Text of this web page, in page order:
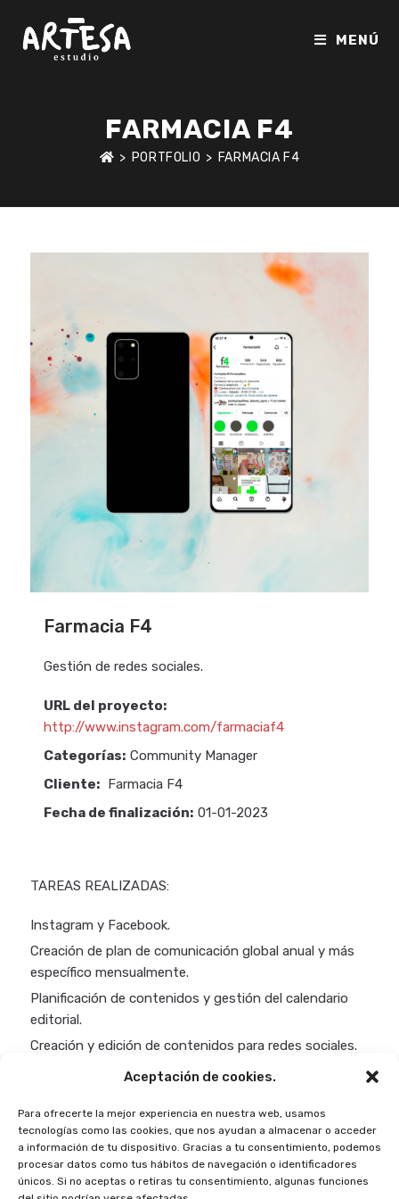
Aceptación de cookies.
Para ofrecerte la mejor experiencia en nuestra web, usamos
tecnologías como las cookies, que nos ayudan a almacenar o acceder
a información de tu dispositivo. Gracias a tu consentimiento, podemos
procesar datos como tus hábitos de navegación o identificadores
únicos. Si no aceptas o retiras tu consentimiento, algunas funciones
contenido
MENÚ
FARMACIA F4
> PORTFOLIO > FARMACIA F4
Farmacia F4
Gestión de redes sociales.
URL del proyecto:
http://www.instagram.com/farmaciaf4
Categorías: Community Manager
Cliente: Farmacia F4
Fecha de finalización: 01-01-2023
TAREAS REALIZADAS:
Instagram y Facebook.
Creación de plan de comunicación global anual y más
específico mensualmente.
Planificación de contenidos y gestión del calendario
editorial.
Creación y edición de contenidos para redes sociales.
Análisis de resultados y elaboración de reportes.